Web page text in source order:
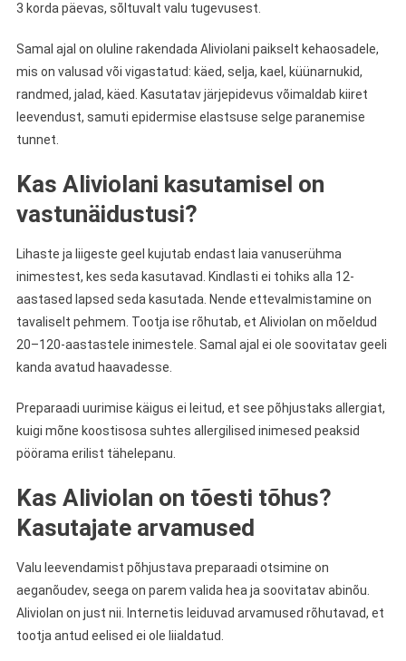
3 korda päevas, sõltuvalt valu tugevusest.
Samal ajal on oluline rakendada Aliviolani paikselt kehaosadele,
mis on valusad või vigastatud: käed, selja, kael, küünarnukid,
randmed, jalad, käed. Kasutatav järjepidevus võimaldab kiiret
leevendust, samuti epidermise elastsuse selge paranemise
tunnet.
Kas Aliviolani kasutamisel on
vastunäidustusi?
Lihaste ja liigeste geel kujutab endast laia vanuserühma
inimestest, kes seda kasutavad. Kindlasti ei tohiks alla 12-
aastased lapsed seda kasutada. Nende ettevalmistamine on
tavaliselt pehmem. Tootja ise rõhutab, et Aliviolan on mõeldud
20–120-aastastele inimestele. Samal ajal ei ole soovitatav geeli
kanda avatud haavadesse.
Preparaadi uurimise käigus ei leitud, et see põhjustaks allergiat,
kuigi mõne koostisosa suhtes allergilised inimesed peaksid
pöörama erilist tähelepanu.
Kas Aliviolan on tõesti tõhus?
Kasutajate arvamused
Valu leevendamist põhjustava preparaadi otsimine on
aeganõudev, seega on parem valida hea ja soovitatav abinõu.
Aliviolan on just nii. Internetis leiduvad arvamused rõhutavad, et
tootja antud eelised ei ole liialdatud.